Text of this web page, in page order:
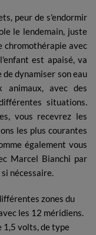
peur de s'endormir
le lendemain, juste
chromothérapie avec
est apaisé, va
dynamiser son eau
animaux, avec des
situations.
vous recevrez les
les plus courantes
également vous
Marcel Bianchi par
nécessaire.
zones du
les 12 méridiens.
1,5 volts, de type